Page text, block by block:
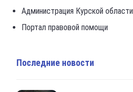
Администрация Курской области
Портал правовой помощи
Последние новости